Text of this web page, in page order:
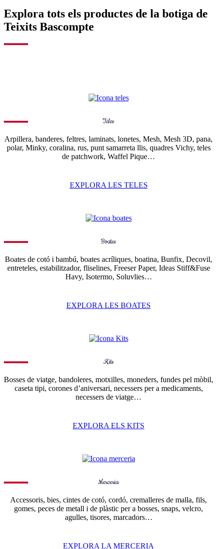
Explora tots els productes de la botiga de
Teixits Bascompte
Teles
Arpillera, banderes, feltres, laminats, lonetes, Mesh, Mesh 3D, pana,
polar, Minky, coralina, rus, punt samarreta llis, quadres Vichy, teles
de patchwork, Waffel Pique…
EXPLORA LES TELES
Boates
Boates de cotó i bambú, boates acríliques, boatina, Bunfix, Decovil,
entreteles, estabilitzador, fliselines, Freeser Paper, Ideas Stiff&Fuse
Havy, Isotermo, Soluvlies…
EXPLORA LES BOATES
Kits
Bosses de viatge, bandoleres, motxilles, moneders, fundes pel mòbil,
caseta tipi, corones d’aniversari, necessers per a medicaments,
necessers de viatge…
EXPLORA ELS KITS
Merceria
Accessoris, bies, cintes de cotó, cordó, cremalleres de malla, fils,
gomes, peces de metall i de plàstic per a bosses, snaps, velcro,
agulles, tisores, marcadors…
EXPLORA LA MERCERIA